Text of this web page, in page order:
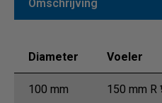
Omschrijving
Diameter Voeler
100 mm 150 mm R